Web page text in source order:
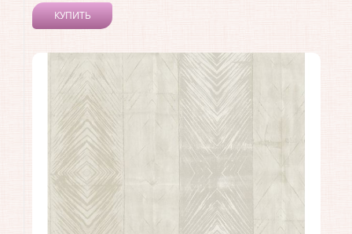
КУПИТЬ
Коллекция:Casa Mia Titanium
Длина рулона:
Ширина рулона:
Материал покрытия:
Акриловое
Страна: США
Материал основы:
Раппорт:<>